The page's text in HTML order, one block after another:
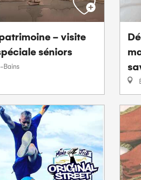
- visite
séniors
Bains